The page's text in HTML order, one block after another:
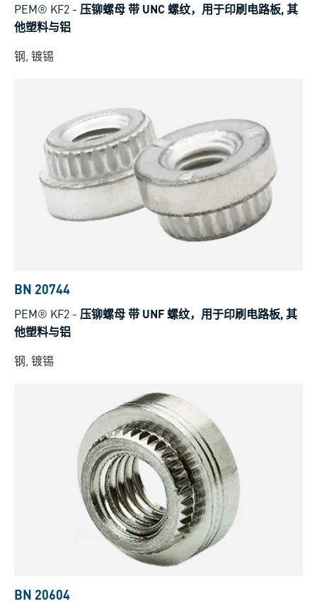
PEM® KF2 - 压铆螺母 带 UNC 螺纹，用于印刷电路板, 其
他塑料与铝
钢, 镀锡
BN 20744
PEM® KF2 - 压铆螺母 带 UNF 螺纹，用于印刷电路板, 其
他塑料与铝
钢, 镀锡
BN 20604